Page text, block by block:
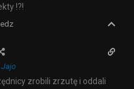
!?!
Jajo
zrobili zrzutę i oddali